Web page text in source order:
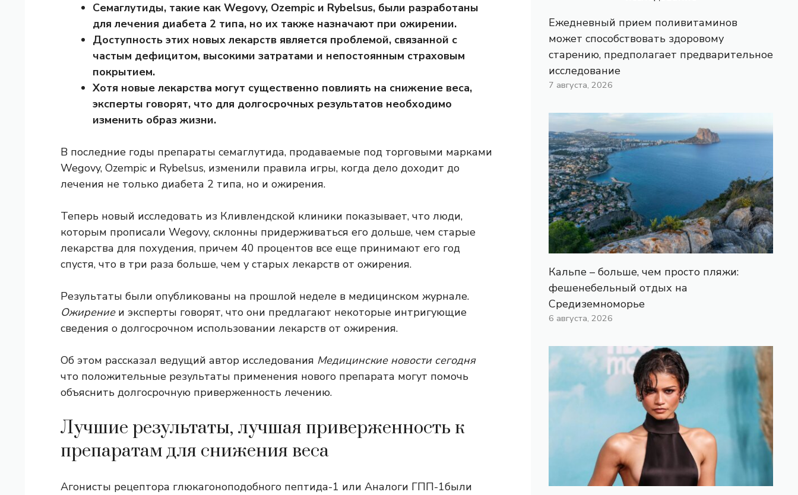
Семаглутиды, такие как Wegovy, Ozempic и Rybelsus, были разработаны
для лечения диабета 2 типа, но их также назначают при ожирении.
Доступность этих новых лекарств является проблемой, связанной с
частым дефицитом, высокими затратами и непостоянным страховым
покрытием.
Хотя новые лекарства могут существенно повлиять на снижение веса,
эксперты говорят, что для долгосрочных результатов необходимо
изменить образ жизни.
В последние годы препараты семаглутида, продаваемые под торговыми марками
Wegovy, Ozempic и Rybelsus, изменили правила игры, когда дело доходит до
лечения не только диабета 2 типа, но и ожирения.
Теперь новый исследовать из Кливлендской клиники показывает, что люди,
которым прописали Wegovy, склонны придерживаться его дольше, чем старые
лекарства для похудения, причем 40 процентов все еще принимают его год
спустя, что в три раза больше, чем у старых лекарств от ожирения.
Результаты были опубликованы на прошлой неделе в медицинском журнале.
Ожирениеи эксперты говорят, что они предлагают некоторые интригующие
сведения о долгосрочном использовании лекарств от ожирения.
Об этом рассказал ведущий автор исследования Медицинские новости сегодня
что положительные результаты применения нового препарата могут помочь
объяснить долгосрочную приверженность лечению.
Лучшие результаты, лучшая приверженность к
препаратам для снижения веса
Агонисты рецептора глюкагоноподобного пептида-1 или Аналоги ГПП-1были
Ежедневный прием поливитаминов
может способствовать здоровому
старению, предполагает предварительное
исследование
7 августа, 2026
Кальпе – больше, чем просто пляжи:
фешенебельный отдых на
Средиземноморье
6 августа, 2026